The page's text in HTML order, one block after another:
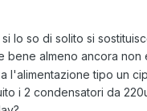
lo so di solito si
bene almeno ancora non
l'alimentazione tipo un
i 2 condensatori da